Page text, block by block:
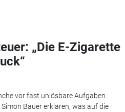
„Die E-Zigarette
vor fast unlösbare Aufgaben.
Bauer erklären, was auf die